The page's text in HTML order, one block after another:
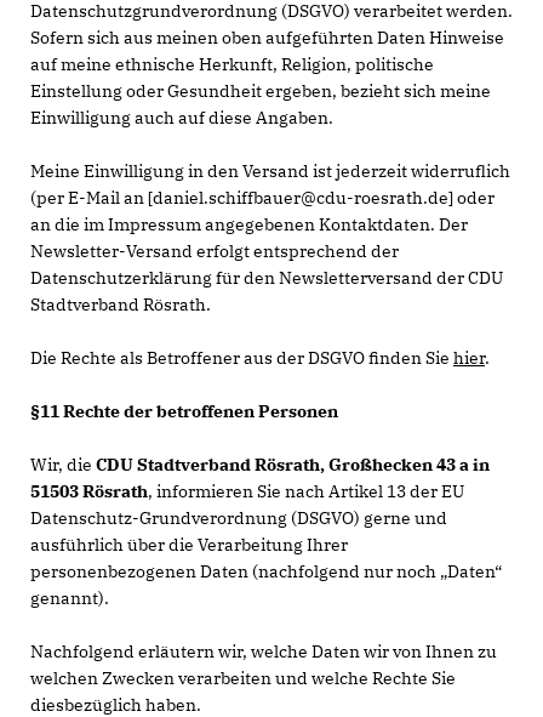
Datenschutzgrundverordnung (DSGVO) verarbeitet werden.
Sofern sich aus meinen oben aufgeführten Daten Hinweise
auf meine ethnische Herkunft, Religion, politische
Einstellung oder Gesundheit ergeben, bezieht sich meine
Einwilligung auch auf diese Angaben.
Meine Einwilligung in den Versand ist jederzeit widerruflich
(per E-Mail an [daniel.schiffbauer@cdu-roesrath.de] oder
an die im Impressum angegebenen Kontaktdaten. Der
Newsletter-Versand erfolgt entsprechend der
Datenschutzerklärung für den Newsletterversand der CDU
Stadtverband Rösrath.
Die Rechte als Betroffener aus der DSGVO finden Sie hier.
§11 Rechte der betroffenen Personen
Wir, die CDU Stadtverband Rösrath, Großhecken 43 a in
51503 Rösrath, informieren Sie nach Artikel 13 der EU
Datenschutz-Grundverordnung (DSGVO) gerne und
ausführlich über die Verarbeitung Ihrer
personenbezogenen Daten (nachfolgend nur noch „Daten“
genannt).
Nachfolgend erläutern wir, welche Daten wir von Ihnen zu
welchen Zwecken verarbeiten und welche Rechte Sie
diesbezüglich haben.